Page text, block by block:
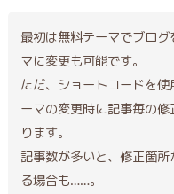
最初は無料テーマでブロ
マに変更も可能です。
ただ、ショートコードを
ーマの変更時に記事毎の
ります。
記事数が多いと、修正箇
る場合も……。